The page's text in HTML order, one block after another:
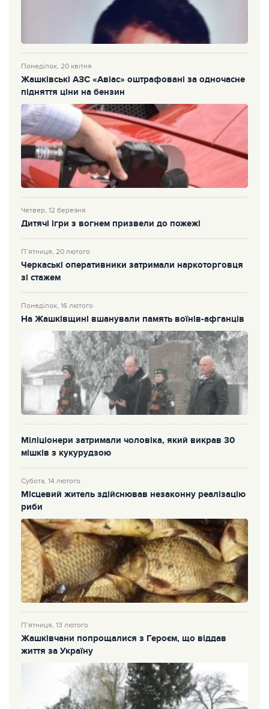
Понеділок, 20 квітня
Жашківські АЗС «Авіас» оштрафовані за одночасне
підняття ціни на бензин
Четвер, 12 березня
Дитячі ігри з вогнем призвели до пожежі
П’ятниця, 20 лютого
Черкаські оперативники затримали наркоторговця
зі стажем
Понеділок, 16 лютого
На Жашківщині вшанували память воїнів-афганців
Міліціонери затримали чоловіка, який викрав 30
мішків з кукурудзою
Субота, 14 лютого
Місцевий житель здійснював незаконну реалізацію
риби
П’ятниця, 13 лютого
Жашківчани попрощалися з Героєм, що віддав
життя за Україну